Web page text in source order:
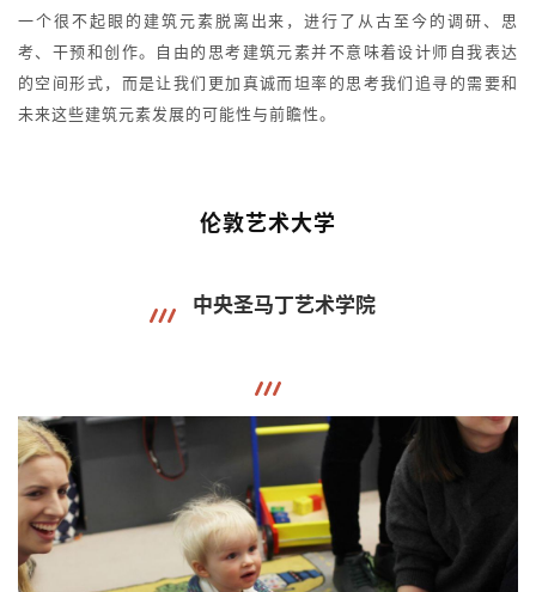
一个很不起眼的建筑元素脱离出来，进行了从古至今的调研、思
考、干预和创作。自由的思考建筑元素并不意味着设计师自我表达
的空间形式，而是让我们更加真诚而坦率的思考我们追寻的需要和
未来这些建筑元素发展的可能性与前瞻性。
伦敦艺术大学
中央圣马丁艺术学院